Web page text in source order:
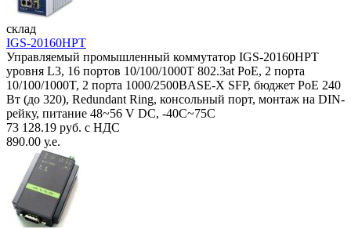
склад
IGS-20160HPT
Управляемый промышленный коммутатор IGS-20160HPT
уровня L3, 16 портов 10/100/1000T 802.3at PoE, 2 порта
10/100/1000T, 2 порта 1000/2500BASE-X SFP, бюджет PoE 240
Вт (до 320), Redundant Ring, консольный порт, монтаж на DIN-
рейку, питание 48~56 V DC, -40С~75C
73 128.19 руб. с НДС
890.00 у.е.